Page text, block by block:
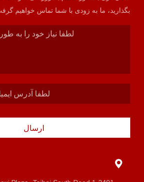
بگذارید، ما به زودی با شما تماس خواهیم گرفت ارائه آخرین
ارسال